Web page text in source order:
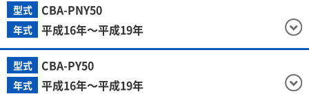
型式 CBA-PNY50
年式 平成16年～平成19年
型式 CBA-PY50
年式 平成16年～平成19年